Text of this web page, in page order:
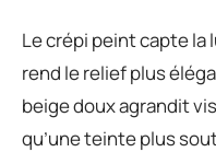
Le crépi peint capte la
rend le relief plus
beige doux agrandit
qu’une teinte plus